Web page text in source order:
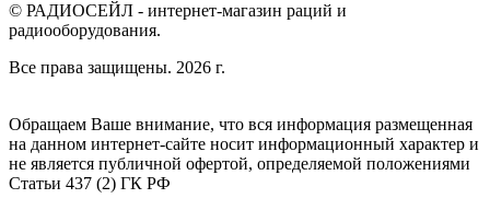
© РАДИОСЕЙЛ - интернет-магазин раций и
радиооборудования.
Все права защищены. 2026 г.
Обращаем Ваше внимание, что вся информация размещенная
на данном интернет-сайте носит информационный характер и
не является публичной офертой, определяемой положениями
Статьи 437 (2) ГК РФ